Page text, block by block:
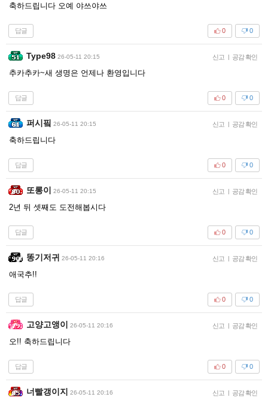
축하드립니다 오예 야쓰야쓰
답글 0
0
Type98 26-05-11 20:15 신고 | 공감 확인
추카추카~새 생명은 언제나 환영입니다
답글 0
0
퍼시핔 26-05-11 20:15 신고 | 공감 확인
축하드립니다
답글 0
0
또롱이 26-05-11 20:15 신고 | 공감 확인
2년 뒤 셋째도 도전해봅시다
답글 0
0
똥기저귀 26-05-11 20:16 신고 | 공감 확인
애국추!!
답글 0
0
고양고앵이 26-05-11 20:16 신고 | 공감 확인
오!! 축하드립니다
답글 0
0
너빨갱이지 26-05-11 20:16 신고 | 공감 확인